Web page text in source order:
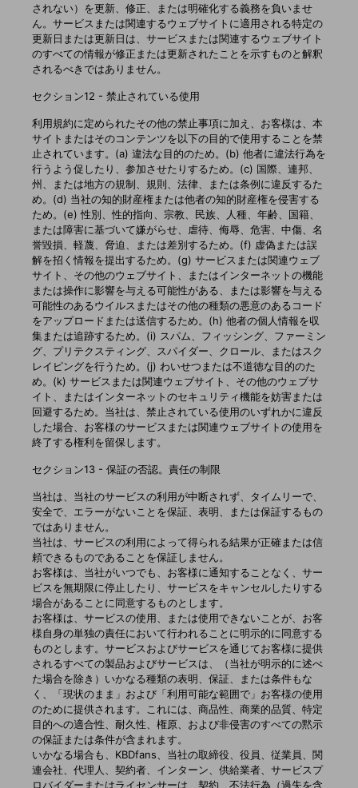
されない）を更新、修正、または明確化する義務を負いませ
ん。サービスまたは関連するウェブサイトに適用される特定の
更新日または更新日は、サービスまたは関連するウェブサイト
のすべての情報が修正または更新されたことを示すものと解釈
されるべきではありません。
セクション12 - 禁止されている使用
利用規約に定められたその他の禁止事項に加え、お客様は、本
サイトまたはそのコンテンツを以下の目的で使用することを禁
止されています。(a) 違法な目的のため。(b) 他者に違法行為を
行うよう促したり、参加させたりするため。(c) 国際、連邦、
州、または地方の規制、規則、法律、または条例に違反するた
め。(d) 当社の知的財産権または他者の知的財産権を侵害する
ため。(e) 性別、性的指向、宗教、民族、人種、年齢、国籍、
または障害に基づいて嫌がらせ、虐待、侮辱、危害、中傷、名
誉毀損、軽蔑、脅迫、または差別するため。(f) 虚偽または誤
解を招く情報を提出するため。(g) サービスまたは関連ウェブ
サイト、その他のウェブサイト、またはインターネットの機能
または操作に影響を与える可能性がある、または影響を与える
可能性のあるウイルスまたはその他の種類の悪意のあるコード
をアップロードまたは送信するため。(h) 他者の個人情報を収
集または追跡するため。(i) スパム、フィッシング、ファーミン
グ、プリテクスティング、スパイダー、クロール、またはスク
レイピングを行うため。(j) わいせつまたは不道徳な目的のた
め。(k) サービスまたは関連ウェブサイト、その他のウェブサ
イト、またはインターネットのセキュリティ機能を妨害または
回避するため。当社は、禁止されている使用のいずれかに違反
した場合、お客様のサービスまたは関連ウェブサイトの使用を
終了する権利を留保します。
セクション13 - 保証の否認。責任の制限
当社は、当社のサービスの利用が中断されず、タイムリーで、
安全で、エラーがないことを保証、表明、または保証するもの
ではありません。
当社は、サービスの利用によって得られる結果が正確または信
頼できるものであることを保証しません。
お客様は、当社がいつでも、お客様に通知することなく、サー
ビスを無期限に停止したり、サービスをキャンセルしたりする
場合があることに同意するものとします。
お客様は、サービスの使用、または使用できないことが、お客
様自身の単独の責任において行われることに明示的に同意する
ものとします。サービスおよびサービスを通じてお客様に提供
されるすべての製品およびサービスは、（当社が明示的に述べ
た場合を除き）いかなる種類の表明、保証、または条件もな
く、「現状のまま」および「利用可能な範囲で」お客様の使用
のために提供されます。これには、商品性、商業的品質、特定
目的への適合性、耐久性、権原、および非侵害のすべての黙示
の保証または条件が含まれます。
いかなる場合も、KBDfans、当社の取締役、役員、従業員、関
連会社、代理人、契約者、インターン、供給業者、サービスプ
ロバイダーまたはライセンサーは、契約、不法行為（過失を含